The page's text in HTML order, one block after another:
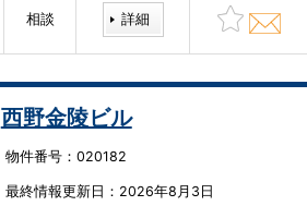
相談 詳細
西野金陵ビル
物件番号：020182
最終情報更新⽇：2026年8月3日